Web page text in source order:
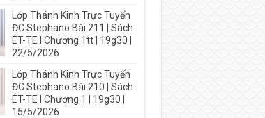
Lớp Thánh Kinh Trực Tuyến
ĐC Stephano Bài 211 | Sách
ÉT-TE I Chương 1tt | 19g30 |
22/5/2026
Lớp Thánh Kinh Trực Tuyến
ĐC Stephano Bài 210 | Sách
ÉT-TE I Chương 1 | 19g30 |
15/5/2026